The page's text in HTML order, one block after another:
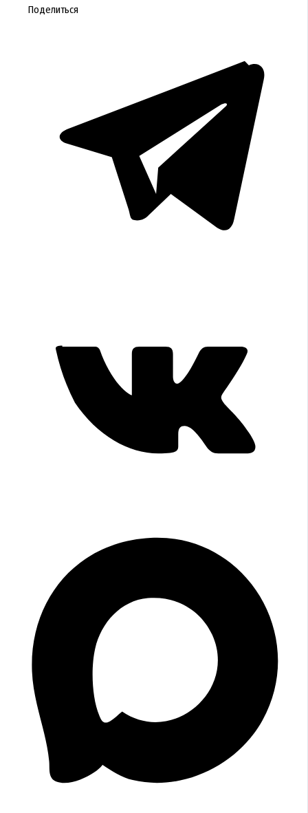
Поделиться